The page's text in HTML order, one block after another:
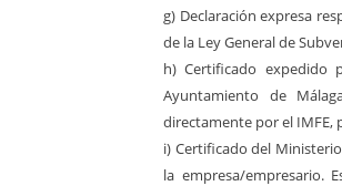
g) Declaración expresa
de la Ley General de
h) Certificado expedido
Ayuntamiento de
directamente por el IMFE,
i) Certificado del
la empresa/empresario.